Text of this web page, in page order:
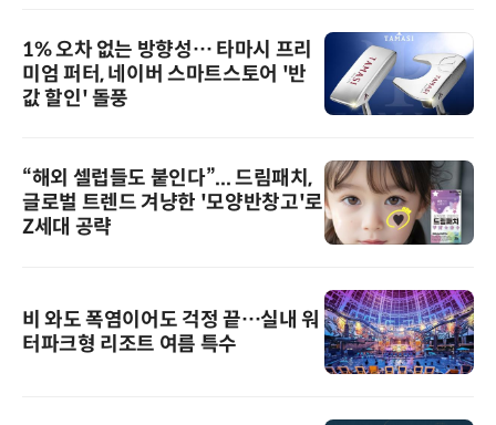
1% 오차 없는 방향성… 타마시 프리
미엄 퍼터, 네이버 스마트스토어 '반
값 할인' 돌풍
“해외 셀럽들도 붙인다”... 드림패치,
글로벌 트렌드 겨냥한 '모양반창고'로
Z세대 공략
비 와도 폭염이어도 걱정 끝…실내 워
터파크형 리조트 여름 특수